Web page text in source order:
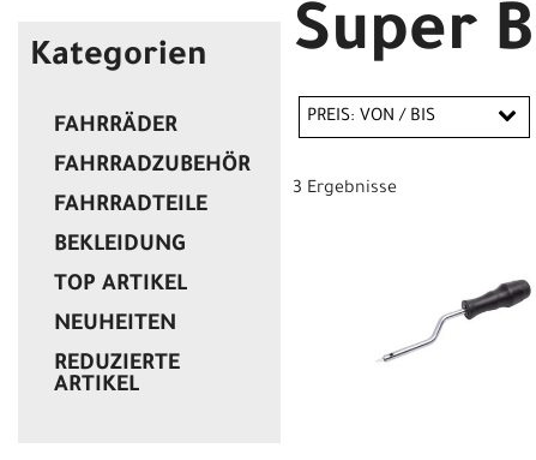
Kategorien
FAHRRÄDER
FAHRRADZUBEHÖR
FAHRRADTEILE
BEKLEIDUNG
TOP ARTIKEL
NEUHEITEN
REDUZIERTE
ARTIKEL
Super B
PREIS: VON / BIS
3 Ergebnisse